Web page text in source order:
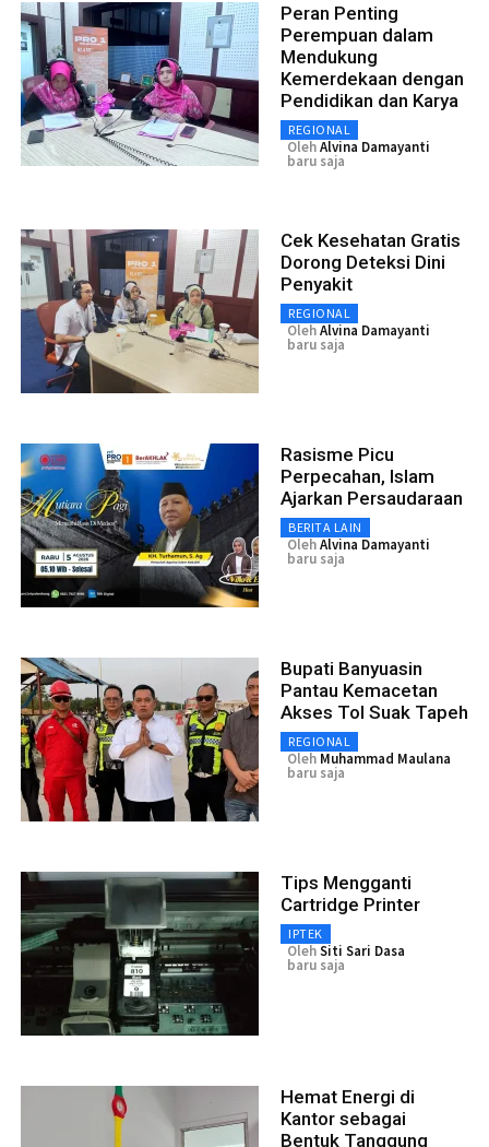
Peran Penting
Perempuan dalam
Mendukung
Kemerdekaan dengan
Pendidikan dan Karya
REGIONAL
OlehAlvina Damayanti
baru saja
Cek Kesehatan Gratis
Dorong Deteksi Dini
Penyakit
REGIONAL
OlehAlvina Damayanti
baru saja
Rasisme Picu
Perpecahan, Islam
Ajarkan Persaudaraan
BERITA LAIN
OlehAlvina Damayanti
baru saja
Bupati Banyuasin
Pantau Kemacetan
Akses Tol Suak Tapeh
REGIONAL
Oleh Muhammad Maulana
baru saja
Tips Mengganti
Cartridge Printer
IPTEK
OlehSiti Sari Dasa
baru saja
Hemat Energi di
Kantor sebagai
Bentuk Tanggung